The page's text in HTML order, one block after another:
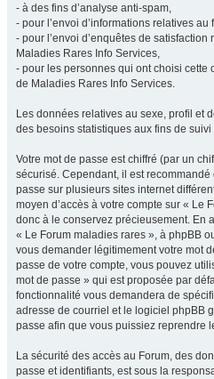
- à des fins d’analyse anti-spam,
- pour l’envoi d’informations relatives
- pour l’envoi d’enquêtes de
Maladies Rares Info Services,
- pour les personnes qui ont choisi cette
de Maladies Rares Info Services.
Les données relatives au sexe, profil et
des besoins statistiques aux fins de
Votre mot de passe est chiffré (par un
sécurisé. Cependant, il est
passe sur plusieurs sites internet
moyen d’accès à votre compte sur « Le
donc à le conservez précieusement. En
« Le Forum maladies rares », à phpBB
vous demander légitimement votre mot
passe de votre compte, vous pouvez
mot de passe » qui est proposée par
fonctionnalité vous demandera de
adresse de courriel et le logiciel phpBB
passe afin que vous puissiez reprendre
La sécurité des accès au Forum, des
passe et identifiants, est sous la